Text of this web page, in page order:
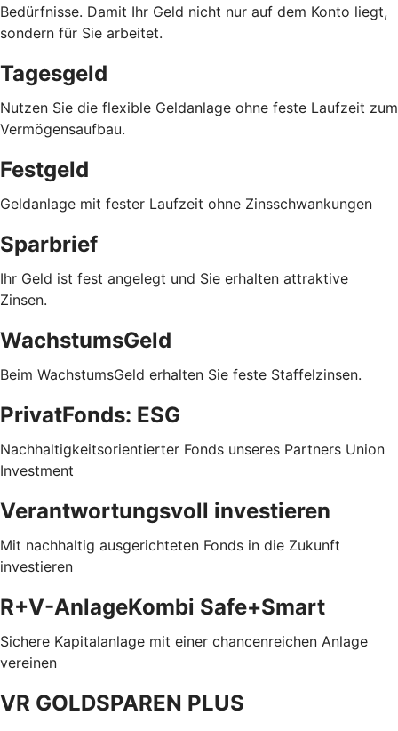
Bedürfnisse. Damit Ihr Geld nicht nur auf dem Konto liegt,
sondern für Sie arbeitet.
Tagesgeld
Nutzen Sie die flexible Geldanlage ohne feste Laufzeit zum
Vermögensaufbau.
Festgeld
Geldanlage mit fester Laufzeit ohne Zinsschwankungen
Sparbrief
Ihr Geld ist fest angelegt und Sie erhalten attraktive
Zinsen.
WachstumsGeld
Beim WachstumsGeld erhalten Sie feste Staffelzinsen.
PrivatFonds: ESG
Nachhaltigkeitsorientierter Fonds unseres Partners Union
Investment
Verantwortungsvoll investieren
Mit nachhaltig ausgerichteten Fonds in die Zukunft
investieren
R+V-AnlageKombi Safe+Smart
Sichere Kapitalanlage mit einer chancenreichen Anlage
vereinen
VR GOLDSPAREN PLUS